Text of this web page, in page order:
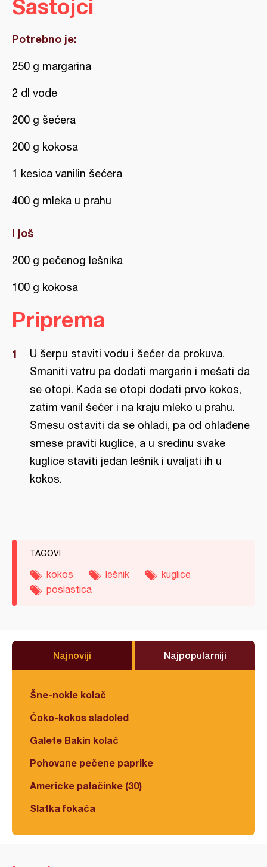
Sastojci
Potrebno je:
250 g margarina
2 dl vode
200 g šećera
200 g kokosa
1 kesica vanilin šećera
400 g mleka u prahu
I još
200 g pečenog lešnika
100 g kokosa
Priprema
U šerpu staviti vodu i šećer da prokuva.
Smaniti vatru pa dodati margarin i mešati da
se otopi. Kada se otopi dodati prvo kokos,
zatim vanil šećer i na kraju mleko u prahu.
Smesu ostaviti da se ohladi, pa od ohlađene
smese praviti kuglice, a u sredinu svake
kuglice staviti jedan lešnik i uvaljati ih u
kokos.
TAGOVI
kokos lešnik
kuglice
poslastica
Najnoviji Najpopularniji
Šne-nokle kolač
Čoko-kokos sladoled
Galete Bakin kolač
Pohovane pečene paprike
Americke palačinke (30)
Slatka fokača